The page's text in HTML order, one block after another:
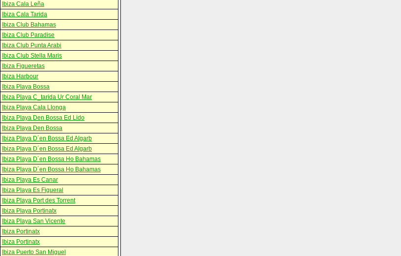
Ibiza Cala Leña
Ibiza Cala Tarida
Ibiza Club Bahamas
Ibiza Club Paradise
Ibiza Club Punta Arabi
Ibiza Club Stella Maris
Ibiza Figueretas
Ibiza Harbour
Ibiza Playa Bossa
Ibiza Playa C_tarida Ur Coral Mar
Ibiza Playa Cala Llonga
Ibiza Playa Den Bossa Ed Lido
Ibiza Playa Den Bossa
Ibiza Playa D´en Bossa Ed Algarb
Ibiza Playa D´en Bossa Ed Algarb
Ibiza Playa D´en Bossa Ho Bahamas
Ibiza Playa D´en Bossa Ho Bahamas
Ibiza Playa Es Canar
Ibiza Playa Es Figueral
Ibiza Playa Port des Torrent
Ibiza Playa Portinatx
Ibiza Playa San Vicente
Ibiza Portinatx
Ibiza Portinatx
Ibiza Puerto San Miguel